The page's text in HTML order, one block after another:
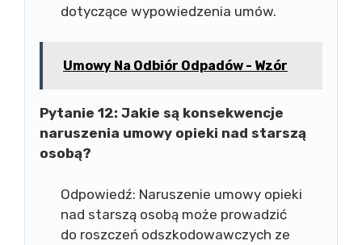
dotyczące wypowiedzenia umów.
Umowy Na Odbiór Odpadów - Wzór
Pytanie 12: Jakie są konsekwencje
naruszenia umowy opieki nad starszą
osobą?
Odpowiedź: Naruszenie umowy opieki
nad starszą osobą może prowadzić
do roszczeń odszkodowawczych ze